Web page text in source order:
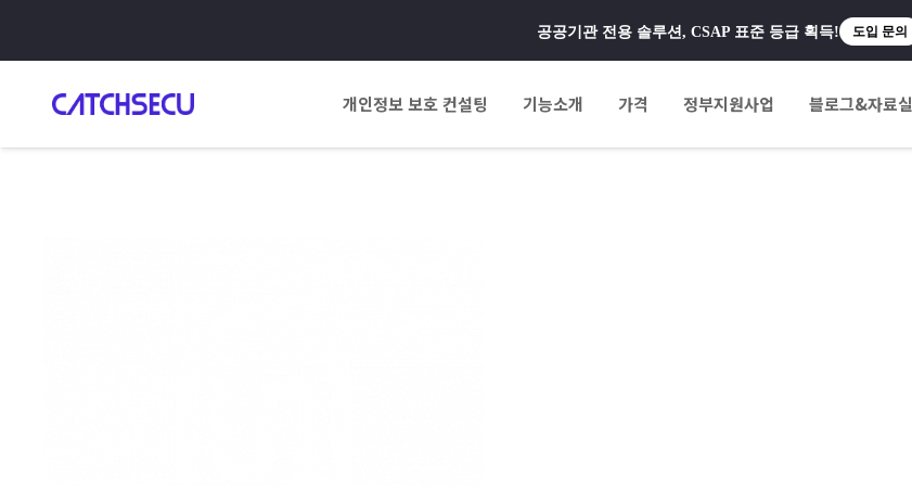
공공기관 전용 솔루션, CSAP 표준 등급 획득! 도입 문의
개인정보 보호 컨설팅 기능소개 가격 정부지원사업 블로그&자료실